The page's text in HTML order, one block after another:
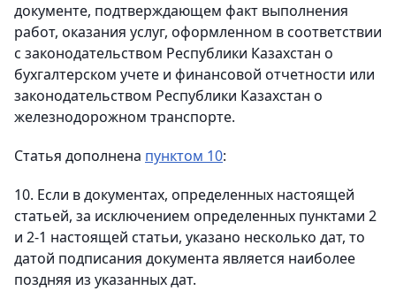
документе, подтверждающем факт выполнения
работ, оказания услуг, оформленном в соответствии
с законодательством Республики Казахстан о
бухгалтерском учете и финансовой отчетности или
законодательством Республики Казахстан о
железнодорожном транспорте.
Статья дополнена пунктом 10:
10. Если в документах, определенных настоящей
статьей, за исключением определенных пунктами 2
и 2-1 настоящей статьи, указано несколько дат, то
датой подписания документа является наиболее
поздняя из указанных дат.